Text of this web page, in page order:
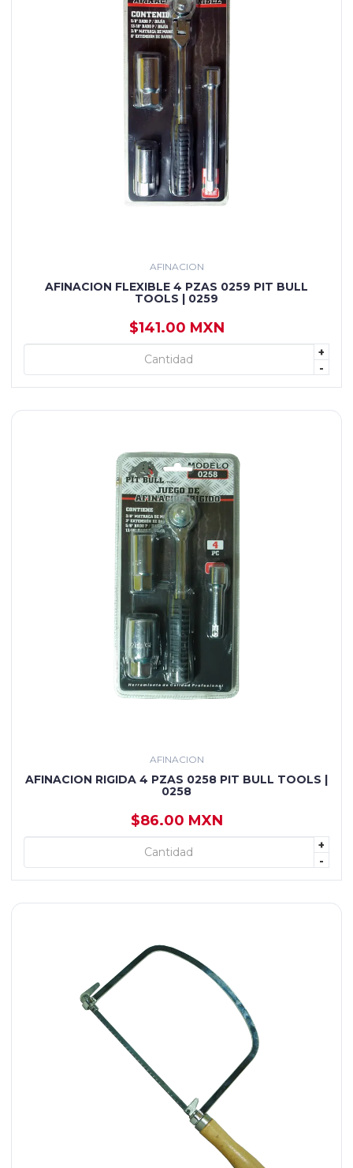
AFINACION
AFINACION FLEXIBLE 4 PZAS 0259 PIT BULL
TOOLS | 0259
$141.00 MXN
+
-
+ AGREGAR
AFINACION
AFINACION RIGIDA 4 PZAS 0258 PIT BULL TOOLS |
0258
$86.00 MXN
+
-
+ AGREGAR